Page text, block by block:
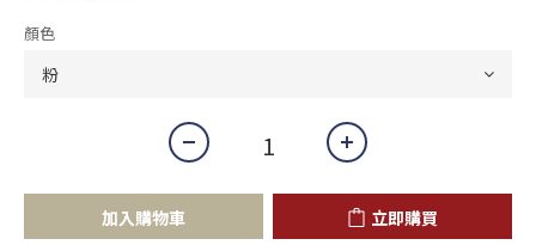
顏色
加入購物車 立即購買